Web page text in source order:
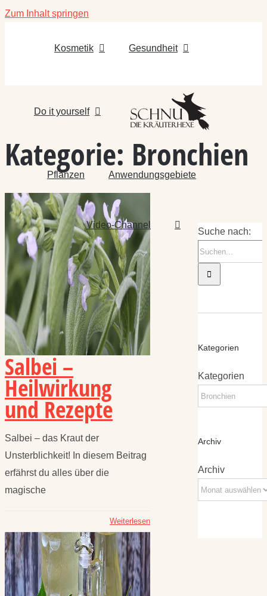
Zum Inhalt springen
Kosmetik Gesundheit
Do it yourself
Pflanzen Anwendungsgebiete
Video-Channel
Kategorie: Bronchien
Salbei –
Heilwirkung
und Rezepte
Salbei – das Kraut der
Unsterblichkeit! In diesem Beitrag
erfährst du alles über die
magische
Weiterlesen
Suche nach:
Kategorien
Kategorien
Archiv
Archiv